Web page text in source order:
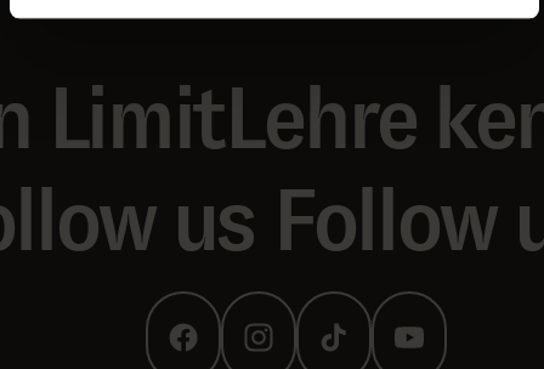
LimitLehre
us Follow